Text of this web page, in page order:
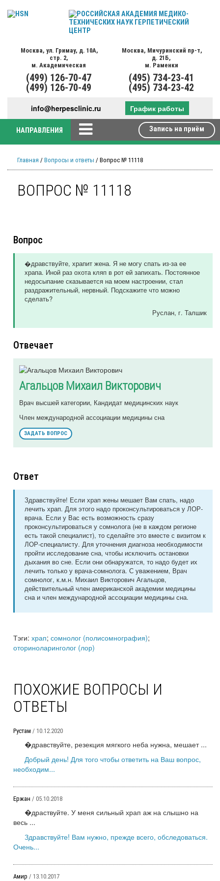
Москва, ул. Гримау, д. 10А,
стр. 2,
м. Академическая
(499) 126-70-47
(499) 126-70-49
Москва, Мичуринский пр-т,
д. 21Б,
м. Раменки
(495) 734-23-41
(495) 734-23-42
info@herpesclinic.ru График работы
НАПРАВЛЕНИЯ Запись на приём
Главная / Вопросы и ответы / Вопрос № 11118
ВОПРОС № 11118
Вопрос
�дравствуйте, храпит жена. Я не могу спать из-за ее
храпа. Иной раз охота кляп в рот ей запихать. Постоянное
недосыпание сказывается на моем настроении, стал
раздражительный, нервный. Подскажите что можно
сделать?
Руслан, г. Талшик
Отвечает
Агальцов Михаил Викторович
Врач высшей категории, Кандидат медицинских наук
Член международной ассоциации медицины сна
ЗАДАТЬ ВОПРОС
Ответ
Здравствуйте! Если храп жены мешает Вам спать, надо
лечить храп. Для этого надо проконсультироваться у ЛОР-
врача. Если у Вас есть возможность сразу
проконсультироваться у сомнолога (не в каждом регионе
есть такой специалист), то сделайте это вместе с визитом к
ЛОР-специалисту. Для уточнения диагноза необходимости
пройти исследование сна, чтобы исключить остановки
дыхания во сне. Если они обнаружатся, то надо будет их
лечить только у врача-сомнолога. С уважением, Врач
сомнолог, к.м.н. Михаил Викторович Агальцов,
действительный член американской академии медицины
сна и член международной ассоциации медицины сна.
Тэги: храп; сомнолог (полисомнография);
оториноларинголог (лор)
ПОХОЖИЕ ВОПРОСЫ И
ОТВЕТЫ
Рустам / 10.12.2020
�дравствуйте, резекция мягкого неба нужна, мешает ...
Добрый день! Для того чтобы ответить на Ваш вопрос,
необходим...
Ержан / 05.10.2018
�драствуйте. У меня сильный храп аж на слышно на
весь ...
Здравствуйте! Вам нужно, прежде всего, обследоваться.
Очень...
Амир / 13.10.2017